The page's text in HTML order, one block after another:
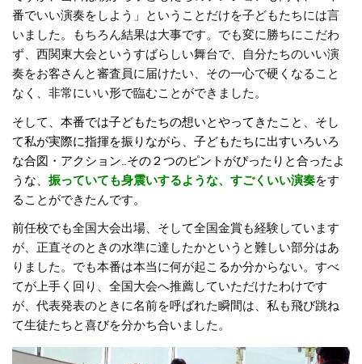
番でいい演奏をしよう」ということだけを子どもたちには言
いました。もちろん結果は大事です。でも変に勝ちにこだわ
ず、西関東大会というすばらしい舞台で、自分たちのいい演
奏をお客さんと審査員に届けたい、その一心で硬くなること
なく、非常にいい形で臨むことができました。
そして、本番では子どもたちの想いとやってきたこと、そし
て私が実際に指揮を振りながら、子どもたちに出すいろいろ
な合図・アクション…その２つのピントがぴったりと合ったよ
うな、振っていても身震いするような、すごくいい演奏をす
ることができたんです。
前任校でも全国大会出場、そして全国金賞も経験しています
が、正直そのときの水準に達したかというと難しい部分はあ
りました。でも本番は本当に何が起こるか分からない。すべ
てが上手く回り、全国大会へ推薦していただけたわけです
が、代表発表のときに名前を呼ばれた瞬間は、私も飛び跳ね
て生徒たちと喜びを分かち合いました。